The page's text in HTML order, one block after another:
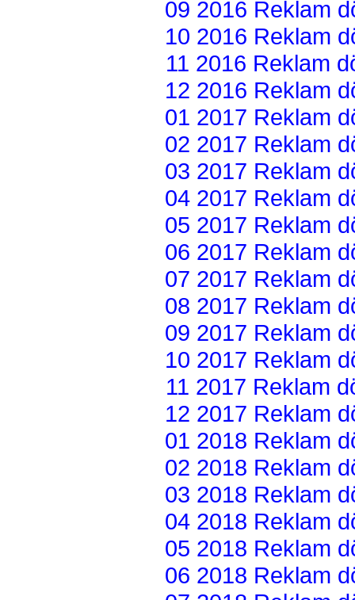
09 2016 Reklam
10 2016 Reklam
11 2016 Reklam
12 2016 Reklam
01 2017 Reklam
02 2017 Reklam
03 2017 Reklam
04 2017 Reklam
05 2017 Reklam
06 2017 Reklam
07 2017 Reklam
08 2017 Reklam
09 2017 Reklam
10 2017 Reklam
11 2017 Reklam
12 2017 Reklam
01 2018 Reklam
02 2018 Reklam
03 2018 Reklam
04 2018 Reklam
05 2018 Reklam
06 2018 Reklam